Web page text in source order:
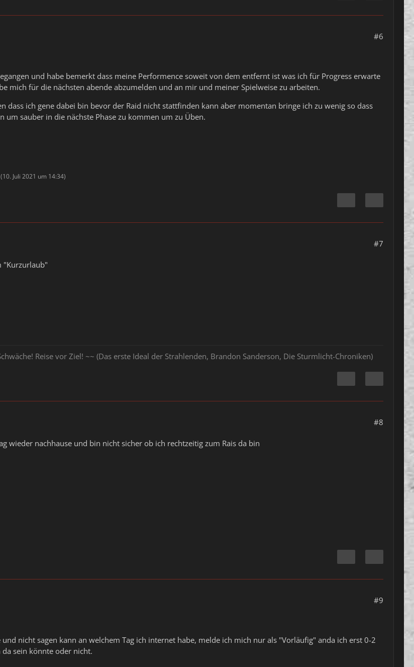
#6
und habe bemerkt dass meine Performence soweit von dem entfernt ist was ich für Progress erwarte
mich für die nächsten abende abzumelden und an mir und meiner Spielweise zu arbeiten.
dass ich gene dabei bin bevor der Raid nicht stattfinden kann aber momentan bringe ich zu wenig so dass
um sauber in die nächste Phase zu kommen um zu Üben.
(10. Juli 2021 um 14:34)
#7
"Kurzurlaub"
Reise vor Ziel! ~~ (Das erste Ideal der Strahlenden, Brandon Sanderson, Die Sturmlicht-Chroniken)
#8
wieder nachhause und bin nicht sicher ob ich rechtzeitig zum Rais da bin
#9
nicht sagen kann an welchem Tag ich internet habe, melde ich mich nur als "Vorläufig" anda ich erst 0-2
sein könnte oder nicht.